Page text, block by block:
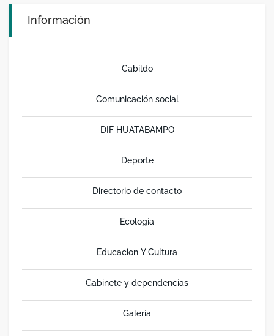
Información
Cabildo
Comunicación social
DIF HUATABAMPO
Deporte
Directorio de contacto
Ecología
Educacion Y Cultura
Gabinete y dependencias
Galería